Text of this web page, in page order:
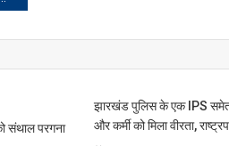
संथाल परगना
झारखंड पुलिस के एक IPS समेत
और कर्मी को मिला वीरता,